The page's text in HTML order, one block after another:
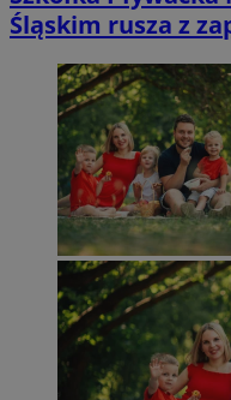
Śląskim rusza z